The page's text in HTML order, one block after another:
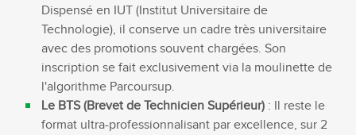
Dispensé en IUT (Institut Universitaire de
Technologie), il conserve un cadre très universitaire
avec des promotions souvent chargées. Son
inscription se fait exclusivement via la moulinette de
l'algorithme Parcoursup.
Le BTS (Brevet de Technicien Supérieur) : Il reste le
format ultra-professionnalisant par excellence, sur 2